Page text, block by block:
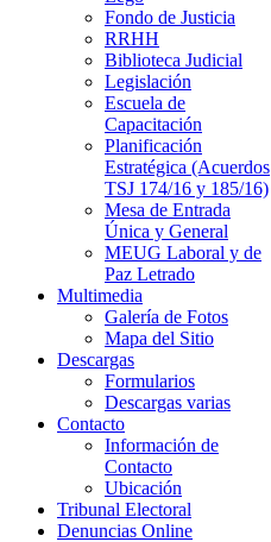
Fondo de Justicia
RRHH
Biblioteca Judicial
Legislación
Escuela de
Capacitación
Planificación
Estratégica (Acuerdos
TSJ 174/16 y 185/16)
Mesa de Entrada
Única y General
MEUG Laboral y de
Paz Letrado
Multimedia
Galería de Fotos
Mapa del Sitio
Descargas
Formularios
Descargas varias
Contacto
Información de
Contacto
Ubicación
Tribunal Electoral
Denuncias Online